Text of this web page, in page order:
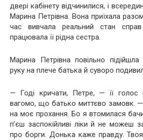
двері кабінету відчинилися, і
Марина Петрівна. Вона приїхала
час вивчала реальний стан справ
працювала її рідна сестра.
Марина Петрівна повільно
руку на плече батька й суворо
— Годі кричати, Петре, — її голос
вагомо, що батько миттєво замовк.
на моє прохання. Бо я втомилася
п’єш заспокійливі ліки й не можеш
про борги. Донька каже правду. Твоя